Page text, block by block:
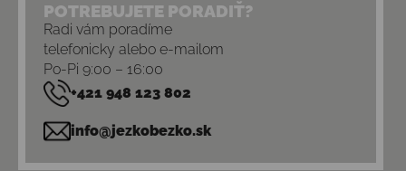
POTREBUJETE PORADIŤ?
Radi vám poradíme
telefonicky alebo e-mailom
Po-Pi 9:00 – 16:00
+421 948 123 802
info@jezkobezko.sk